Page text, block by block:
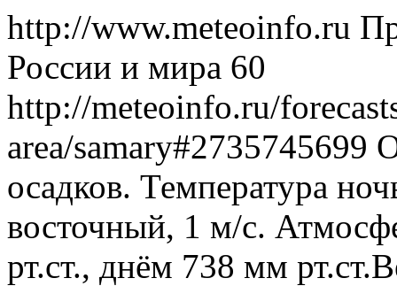
http://www.meteoinfo.ru
России и мира 60
http://meteoinfo.ru/
area/samary#2735745699
осадков. Температура
восточный, 1 м/с.
рт.ст., днём 738 мм